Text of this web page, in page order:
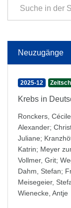
Neuzugänge
2025-12
Krebs in
Ronckers, Cécile
Alexander;
Juliane;
Katrin; Meyer
Vollmer, Grit;
Dahm, Stefan;
Meisegeier,
Wienecke, Antje